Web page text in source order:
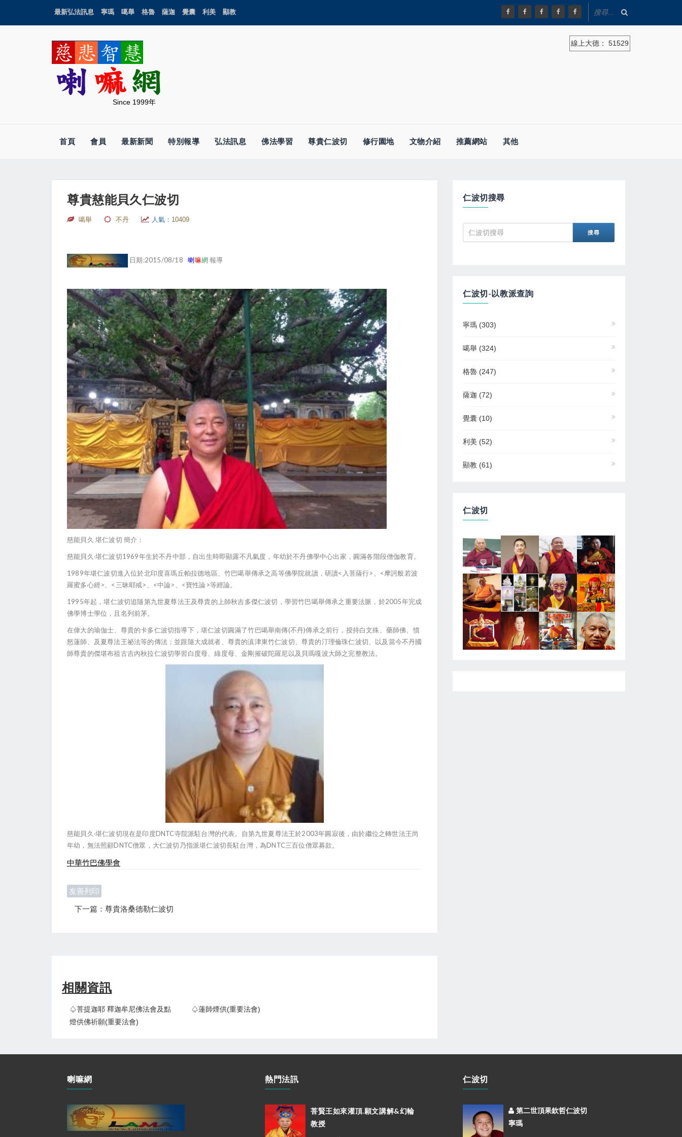
最新弘法訊息 寧瑪 噶舉 格魯 薩迦 覺囊 利美 顯教
Since 1999年
線上大德： 51529
首頁 會員 最新新聞 特別報導 弘法訊息 佛法學習 尊貴仁波切 修行園地 文物介紹 推薦網站 其他
尊貴慈能貝久仁波切
噶舉 不丹 人氣： 10409
日期:2015/08/18喇嘛網報導
慈能貝久 堪仁波切 簡介：
慈能貝久‧堪仁波切1969年生於不丹中部，自出生時即顯露不凡氣度，年幼於不丹佛學中心出家，圓滿各階段僧伽教育。
1989年堪仁波切進入位於北印度喜瑪丘帕拉德地區、竹巴噶舉傳承之高等佛學院就讀，研讀< 入菩薩行> < 摩訶般若波
羅蜜多心經 > < 三昧耶戒> <中論> <寶性論 >等經論。
1995年起，堪仁波切追隨第九世夏尊法王及尊貴的上師秋吉多傑仁波切，學習竹巴噶舉傳承之重要法脈，於2005年完成
佛學博士學位，且名列前茅。
在偉大的瑜伽士、尊貴的卡多仁波切指導下，堪仁波切圓滿了竹巴噶舉南傳(不丹)傳承之前行，授持白文殊、藥師佛、憤
怒蓮師、及夏尊法王祕法等的傳法；並跟隨大成就者、尊貴的滇津東竹仁波切、尊貴的汀理倫珠仁波切、以及當今不丹國
師尊貴的傑堪布祖古吉內秋拉仁波切學習白度母、綠度母、金剛摧破陀羅尼以及貝瑪嘎波大師之完整教法。
慈能貝久‧堪仁波切現在是印度DNTC寺院派駐台灣的代表。自第九世夏尊法王於2003年圓寂後，由於繼位之轉世法王尚
年幼，無法照顧DNTC僧眾，大仁波切乃指派堪仁波切長駐台灣，為DNTC三百位僧眾募款。
中華竹巴佛學會
友善列印
下一篇：尊貴洛桑德勒仁波切
相關資訊
♤菩提迦耶 釋迦牟尼佛法會及點
燈供佛祈願(重要法會)
♤蓮師煙供(重要法會)
仁波切搜尋
仁波切-以教派查詢
寧瑪 (303)
噶舉 (324)
格魯 (247)
薩迦 (72)
覺囊 (10)
利美 (52)
顯教 (61)
仁波切
喇嘛網 熱門法訊
菩賢王如來灌頂.願文講解&幻輪
教授
仁波切
第二世頂果欽哲仁波切
寧瑪